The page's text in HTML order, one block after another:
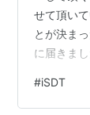
せて頂い
とが決ま
に届きま
は、K2
Airは２系
#iSDT